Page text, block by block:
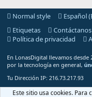
Normal style
Español
Etiquetas
Contáctanos
Política de privacidad
En LonasDigital llevamos
por la tecnología en general,
Tu Dirección IP: 216.73.217.93
Community platform by
Este sitio usa cookies. Para